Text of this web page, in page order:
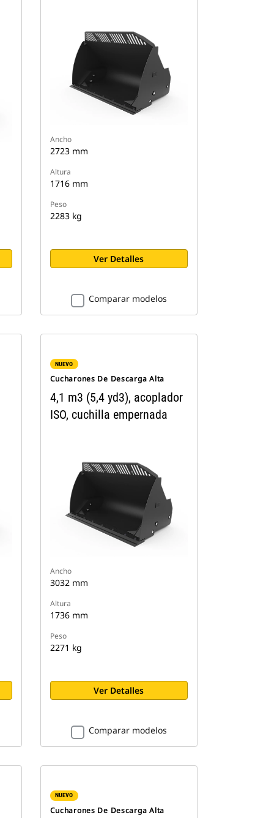
Ancho
2723 mm
Altura
1716 mm
Peso
2283 kg
Ver Detalles
Comparar modelos
NUEVO
Cucharones De Descarga Alta
4,1 m3 (5,4 yd3), acoplador
ISO, cuchilla empernada
Ancho
3032 mm
Altura
1736 mm
Peso
2271 kg
Ver Detalles
Comparar modelos
NUEVO
Cucharones De Descarga Alta